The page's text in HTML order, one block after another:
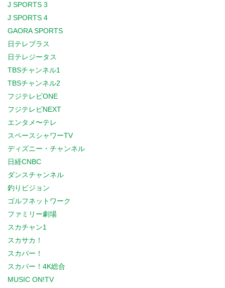
J SPORTS 3
J SPORTS 4
GAORA SPORTS
日テレプラス
日テレジータス
TBSチャンネル1
TBSチャンネル2
フジテレビONE
フジテレビNEXT
エンタメ〜テレ
スペースシャワーTV
ディズニー・チャンネル
日経CNBC
ダンスチャンネル
釣りビジョン
ゴルフネットワーク
ファミリー劇場
スカチャン1
スカサカ！
スカパー！
スカパー！4K総合
MUSIC ON!TV